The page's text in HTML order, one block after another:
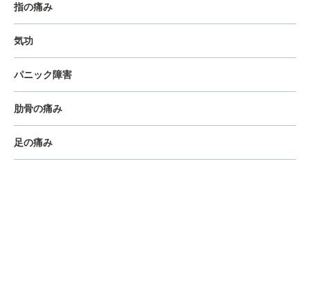
指の痛み
気功
パニック障害
肋骨の痛み
足の痛み